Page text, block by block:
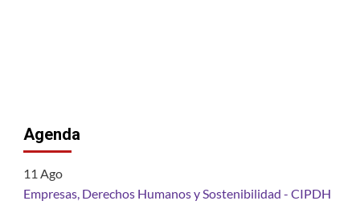
Agenda
11 Ago
Empresas, Derechos Humanos y Sostenibilidad - CIPDH